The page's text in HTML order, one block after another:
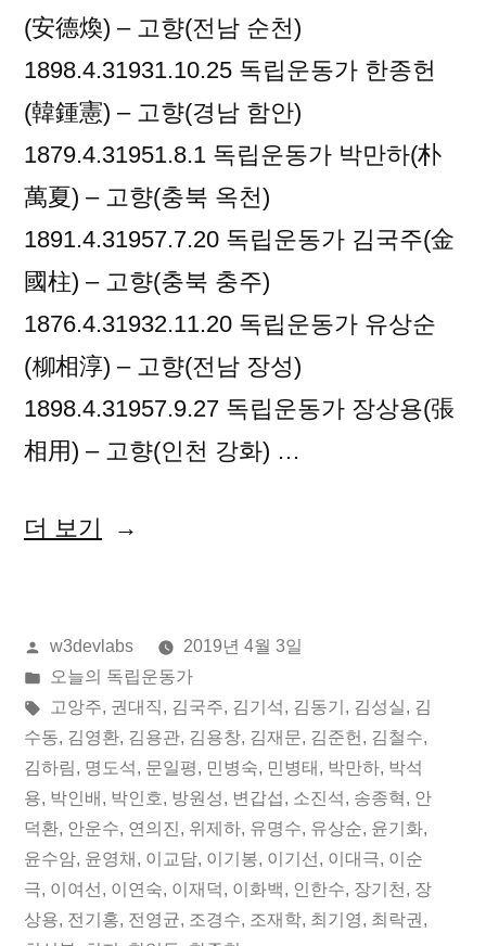
(安德煥) – 고향(전남 순천)
1898.4.31931.10.25 독립운동가 한종헌
(韓鍾憲) – 고향(경남 함안)
1879.4.31951.8.1 독립운동가 박만하(朴
萬夏) – 고향(충북 옥천)
1891.4.31957.7.20 독립운동가 김국주(金
國柱) – 고향(충북 충주)
1876.4.31932.11.20 독립운동가 유상순
(柳相淳) – 고향(전남 장성)
1898.4.31957.9.27 독립운동가 장상용(張
相用) – 고향(인천 강화) …
더 보기 “2019
월
03
일
오
늘
의
독
올
린
이:
w3devlabs
2019년 4월 3일
게
시
됨:
오늘의 독립운동가
태
그:
고앙주, 권대직, 김국주, 김기석, 김동기 , 김성실, 김
수동, 김영환, 김용관, 김용창, 김재문, 김준헌 , 김철수,
김하림, 명도석, 문일평, 민병숙, 민병태 , 박만하, 박석
용, 박인배 , 박인호, 방원성, 변갑섭, 소진석, 송종혁, 안
덕환, 안운수, 연의진 , 위제하, 유명수, 유상순, 윤기화,
윤수암, 윤영채 , 이교담, 이기봉, 이기선 , 이대극, 이순
극, 이여선 , 이연숙, 이재덕, 이화백, 인한수, 장기천 , 장
상용, 전기홍, 전영균, 조경수, 조재학, 최기영, 최락권 ,